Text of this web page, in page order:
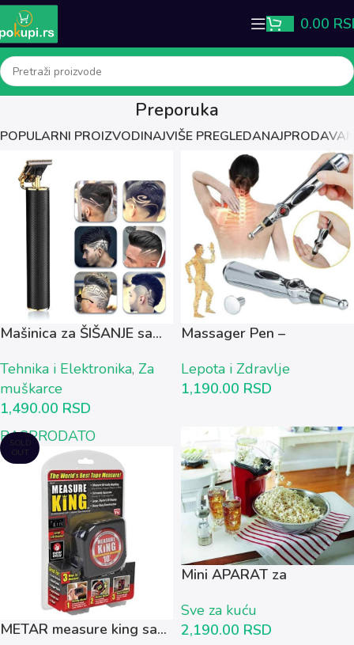
0.00
Preporuka
POPULARNI PROIZVODINAJVIŠE PREGLEDA
Mašinica za ŠIŠANJE sa...
Tehnika i Elektronika, Za
muškarce
1,490.00 RSD
Massager Pen –
Lepota i Zdravlje
1,190.00 RSD
SOLD
OUT
RASPRODATO
METAR measure king sa...
Mini APARAT za
Sve za kuću
2,190.00 RSD